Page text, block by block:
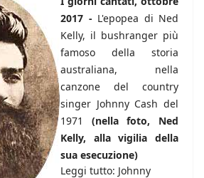
2017 - L'epopea di Ned
Kelly, il bushranger più
famoso della storia
australiana, nella
canzone del country
singer Johnny Cash del
1971
(nella foto, Ned
Kelly, alla vigilia della
sua esecuzione)
Leggi tutto: Johnny